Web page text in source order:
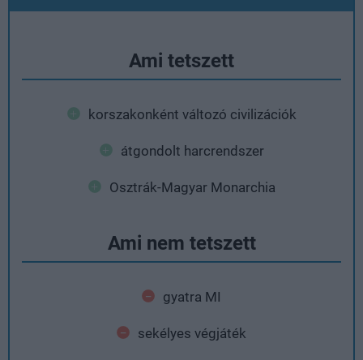
Ami tetszett
korszakonként változó civilizációk
átgondolt harcrendszer
Osztrák-Magyar Monarchia
Ami nem tetszett
gyatra MI
sekélyes végjáték